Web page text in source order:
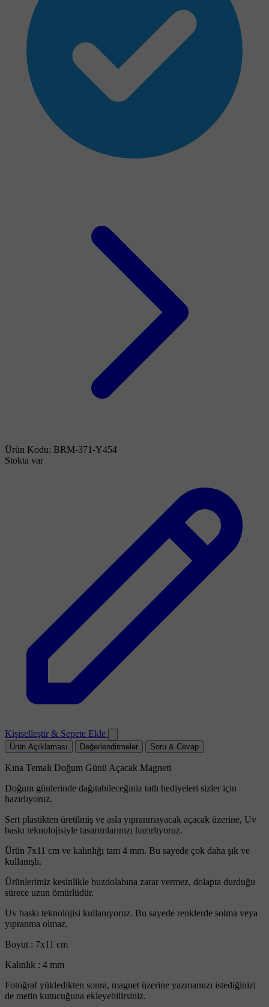
Ürün Kodu: BRM-371-Y454
Stokta var
Kişiselleştir & Sepete Ekle
Ürün Açıklaması Değerlendirmeler Soru & Cevap
Kına Temalı Doğum Günü Açacak Magneti
Doğum günlerinde dağıtabileceğiniz tatlı hediyeleri sizler için
hazırlıyoruz.
Sert plastikten üretilmiş ve asla yıpranmayacak açacak üzerine, Uv
baskı teknolojisiyle tasarımlarınızı hazırlıyoruz.
Ürün 7x11 cm ve kalınlığı tam 4 mm. Bu sayede çok daha şık ve
kullanışlı.
Ürünlerimiz kesinlikle buzdolabına zarar vermez, dolapta durduğu
sürece uzun ömürlüdür.
Uv baskı teknolojisi kullanıyoruz. Bu sayede renklerde solma veya
yıpranma olmaz.
Boyut : 7x11 cm
Kalınlık : 4 mm
Fotoğraf yükledikten sonra, magnet üzerine yazmamızı istediğinizi
de metin kutucuğuna ekleyebilirsiniz.